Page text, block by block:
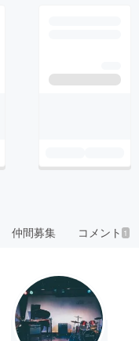
仲間募集 コメント 1